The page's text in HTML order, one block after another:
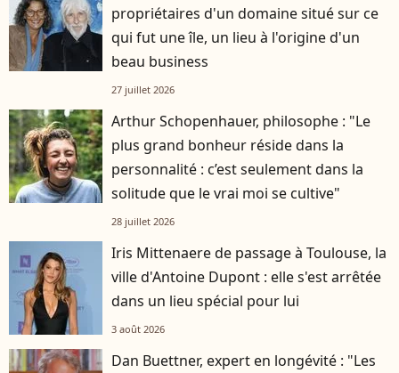
propriétaires d'un domaine situé sur ce
qui fut une île, un lieu à l'origine d'un
beau business
27 juillet 2026
Arthur Schopenhauer, philosophe : "Le
plus grand bonheur réside dans la
personnalité : c’est seulement dans la
solitude que le vrai moi se cultive"
28 juillet 2026
Iris Mittenaere de passage à Toulouse, la
ville d'Antoine Dupont : elle s'est arrêtée
dans un lieu spécial pour lui
3 août 2026
Dan Buettner, expert en longévité : "Les